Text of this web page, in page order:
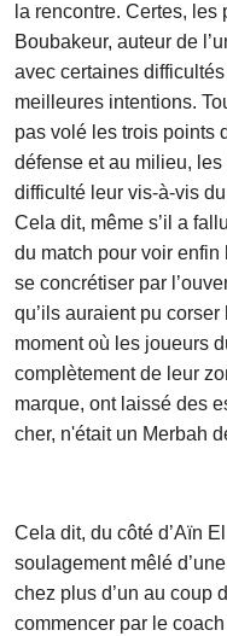
la rencontre. Certes, les
Boubakeur, auteur de
avec certaines
meilleures intentions.
pas volé les trois points
défense et au milieu,
difficulté leur vis-à-vis
Cela dit, même s’il a
du match pour voir
se concrétiser par
qu’ils auraient pu
moment où les joueurs
complètement de leur
marque, ont laissé des
cher, n'était un Merbah
Cela dit, du côté d’Aïn
soulagement mêlé
chez plus d’un au coup
commencer par le